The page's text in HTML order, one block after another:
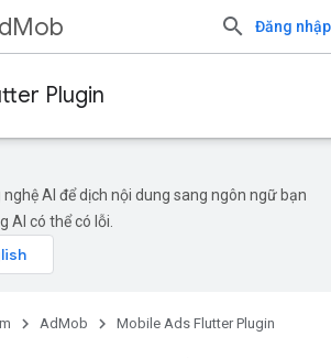
Đăng nhập
Plugin
AI để dịch nội dung sang ngôn ngữ bạn
AI có thể có lỗi.
AdMob Mobile Ads Flutter Plugin